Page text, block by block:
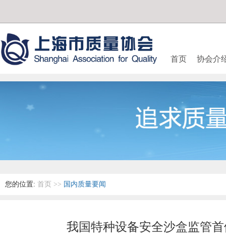
首页 协会介
您的位置: 首页 >> 国内质量要闻
我国特种设备安全沙盒监管